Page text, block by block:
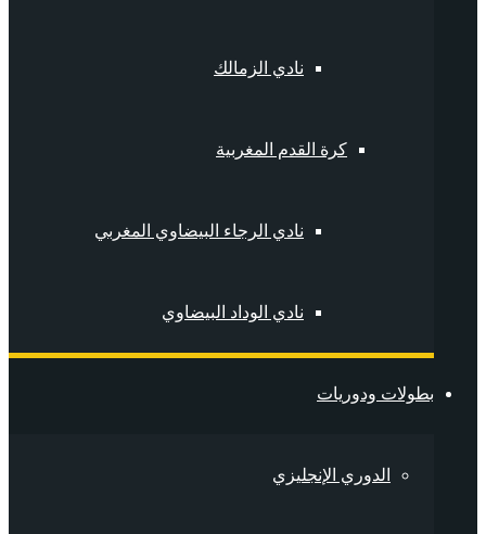
نادي الزمالك
كرة القدم المغربية
نادي الرجاء البيضاوي المغربي
نادي الوداد البيضاوي
بطولات ودوريات
الدوري الإنجليزي